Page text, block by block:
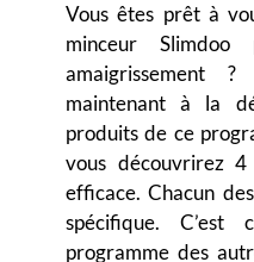
Vous êtes prêt à
minceur
amaigrissement
maintenant à la
produits de ce
vous découvrirez
efficace. Chacun
spécifique.
programme des